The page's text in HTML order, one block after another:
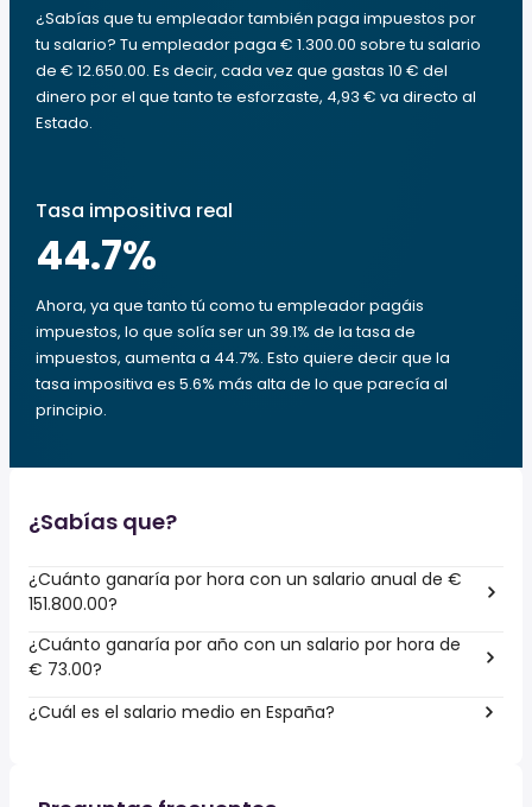
¿Sabías que tu empleador también paga impuestos por
tu salario? Tu empleador paga € 1.300.00 sobre tu salario
de € 12.650.00. Es decir, cada vez que gastas 10 € del
dinero por el que tanto te esforzaste, 4,93 € va directo al
Estado.
Tasa impositiva real
44.7%
Ahora, ya que tanto tú como tu empleador pagáis
impuestos, lo que solía ser un 39.1% de la tasa de
impuestos, aumenta a 44.7%. Esto quiere decir que la
tasa impositiva es 5.6% más alta de lo que parecía al
principio.
¿Sabías que?
¿Cuánto ganaría por hora con un salario anual de €
151.800.00?
¿Cuánto ganaría por año con un salario por hora de
€ 73.00?
¿Cuál es el salario medio en España?